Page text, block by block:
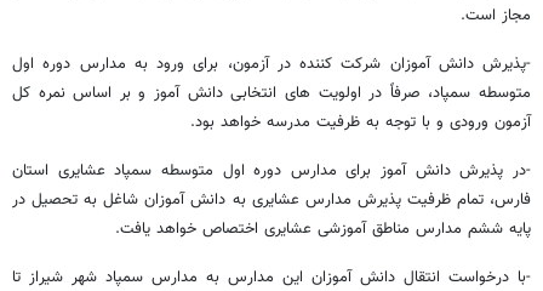
مجاز است.
-پذیرش دانش آموزان شرکت کننده در آزمون، برای ورود به مدارس دوره اول
متوسطه سمپاد، صرفاً در اولویت های انتخابی دانش آموز و بر اساس نمره کل
آزمون ورودی و با توجه به ظرفیت مدرسه خواهد بود.
-در پذیرش دانش آموز برای مدارس دوره اول متوسطه سمپاد عشایری استان
فارس، تمام ظرفیت پذیرش مدارس عشایری به دانش آموزان شاغل به تحصیل در
پایه ششم مدارس مناطق آموزشی عشایری اختصاص خواهد یافت.
-با درخواست انتقال دانش آموزان این مدارس به مدارس سمپاد شهر شیراز تا